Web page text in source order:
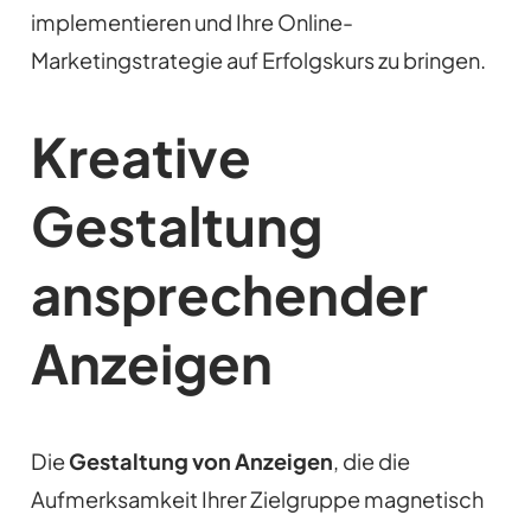
implementieren und Ihre Online-
Marketingstrategie auf Erfolgskurs zu bringen.
Kreative
Gestaltung
ansprechender
Anzeigen
DieGestaltung von Anzeigen, die die
Aufmerksamkeit Ihrer Zielgruppe magnetisch